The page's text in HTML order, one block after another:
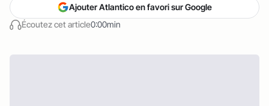
Écoutez cet article0:00min
Ajouter Atlantico en favori sur Google